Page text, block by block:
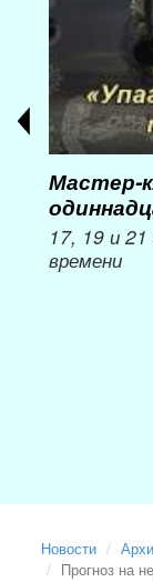
Мастер-
17, 19 и
времени
Новости
Прогноз на